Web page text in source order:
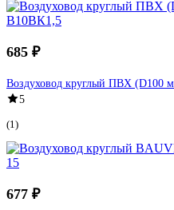
685 ₽
Воздуховод круглый ПВХ
5
(1)
677 ₽